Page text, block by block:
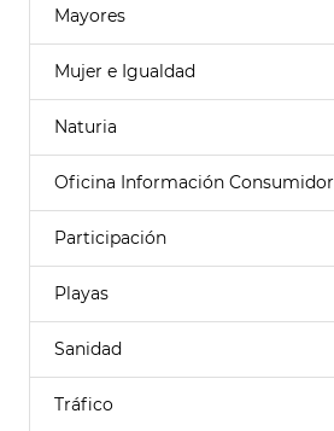
Mayores
Mujer e Igualdad
Naturia
Oficina Información Consumidor
Participación
Playas
Sanidad
Tráfico